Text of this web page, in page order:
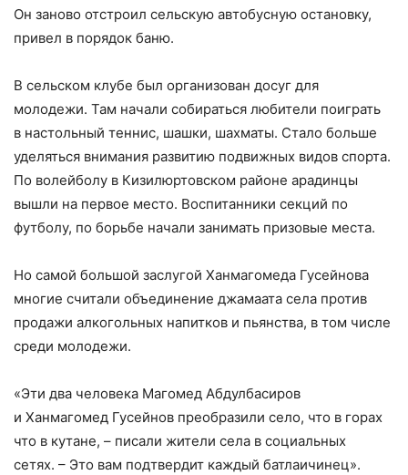
Он заново отстроил сельскую автобусную остановку,
привел в порядок баню.
В сельском клубе был организован досуг для
молодежи. Там начали собираться любители поиграть
в настольный теннис, шашки, шахматы. Стало больше
уделяться внимания развитию подвижных видов спорта.
По волейболу в Кизилюртовском районе арадинцы
вышли на первое место. Воспитанники секций по
футболу, по борьбе начали занимать призовые места.
Но самой большой заслугой Ханмагомеда Гусейнова
многие считали объединение джамаата села против
продажи алкогольных напитков и пьянства, в том числе
среди молодежи.
«Эти два человека Магомед Абдулбасиров
и Ханмагомед Гусейнов преобразили село, что в горах
что в кутане, – писали жители села в социальных
сетях. – Это вам подтвердит каждый батлаичинец».